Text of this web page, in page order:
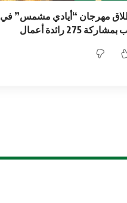
مهرجان “أيادي مشمس” في
275 رائدة أعمال